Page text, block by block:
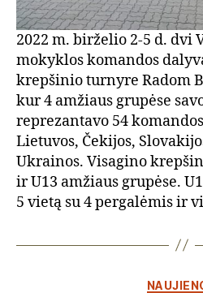
2022 m. birželio 2-5 d. dvi
mokyklos komandos
krepšinio turnyre Radom
kur 4 amžiaus grupėse
reprezantavo 54
Lietuvos, Čekijos,
Ukrainos. Visagino
ir U13 amžiaus grupėse.
5 vietą su 4 pergalėmis ir